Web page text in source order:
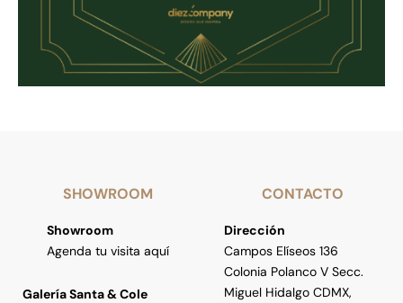
SHOWROOM
Showroom
Agenda tu visita aquí
Galería Santa & Cole
CONTACTO
Dirección
Campos Elíseos 136
Colonia Polanco V Secc.
Miguel Hidalgo CDMX,